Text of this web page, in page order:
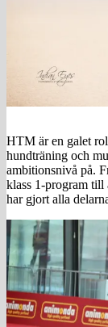
HTM är en galet
hundträning och
ambitionsnivå på.
klass 1-program till
har gjort alla